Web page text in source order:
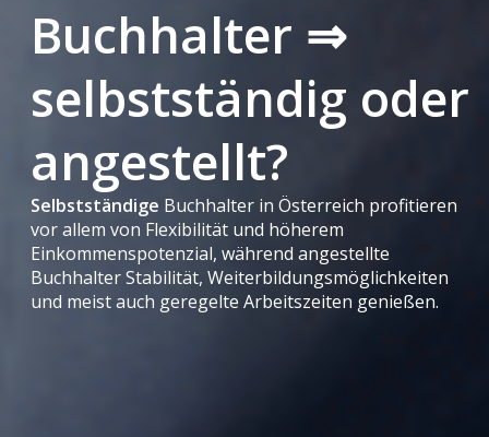
Buchhalter ⇒
selbstständig oder
angestellt?
Selbstständige Buchhalter in Österreich profitieren
vor allem von Flexibilität und höherem
Einkommenspotenzial, während angestellte
Buchhalter Stabilität, Weiterbildungsmöglichkeiten
und meist auch geregelte Arbeitszeiten genießen.